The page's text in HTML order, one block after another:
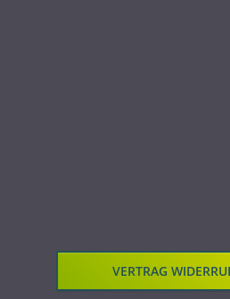
VERTRAG